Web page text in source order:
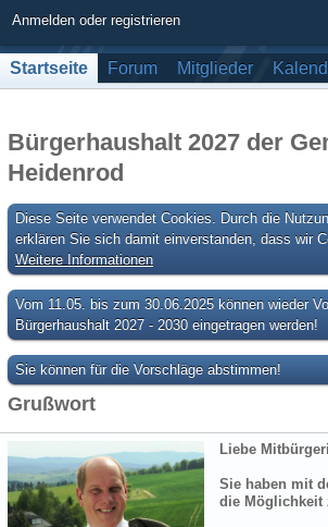
Anmelden oder registrieren
Startseite Forum Mitglieder
Bürgerhaushalt 2027 der
Heidenrod
Diese Seite verwendet Cookies. Durch die
erklären Sie sich damit einverstanden, dass wir
Weitere Informationen
Vom 11.05. bis zum 30.06.2025 können wieder
Bürgerhaushalt 2027 - 2030 eingetragen werden!
Sie können für die Vorschläge abstimmen!
Grußwort
Liebe
Sie haben mit
die Möglichkeit